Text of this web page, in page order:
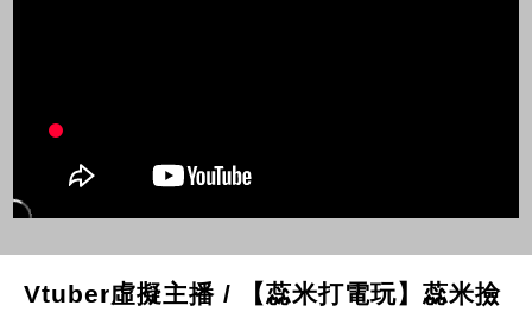
Vtuber虛擬主播 / 【蕊米打電玩】蕊米撿